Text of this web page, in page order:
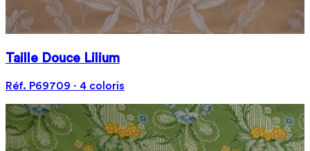
Taille Douce Lilium
Réf. P69709 · 4 coloris